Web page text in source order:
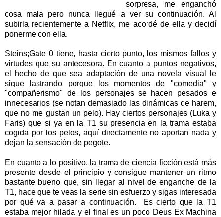
sorpresa, me enganchó
cosa mala pero nunca llegué a ver su continuación. Al
subirla recientemente a Netflix, me acordé de ella y decidí
ponerme con ella.
Steins;Gate 0 tiene, hasta cierto punto, los mismos fallos y
virtudes que su antecesora. En cuanto a puntos negativos,
el hecho de que sea adaptación de una novela visual le
sigue lastrando porque los momentos de "comedia" y
"compañerismo" de los personajes se hacen pesados e
innecesarios (se notan demasiado las dinámicas de harem,
que no me gustan un pelo). Hay ciertos personajes (Luka y
Faris) que si ya en la T1 su presencia en la trama estaba
cogida por los pelos, aquí directamente no aportan nada y
dejan la sensación de pegote.
En cuanto a lo positivo, la trama de ciencia ficción está más
presente desde el principio y consigue mantener un ritmo
bastante bueno que, sin llegar al nivel de enganche de la
T1, hace que te veas la serie sin esfuerzo y sigas interesada
por qué va a pasar a continuación. Es cierto que la T1
estaba mejor hilada y el final es un poco Deus Ex Machina